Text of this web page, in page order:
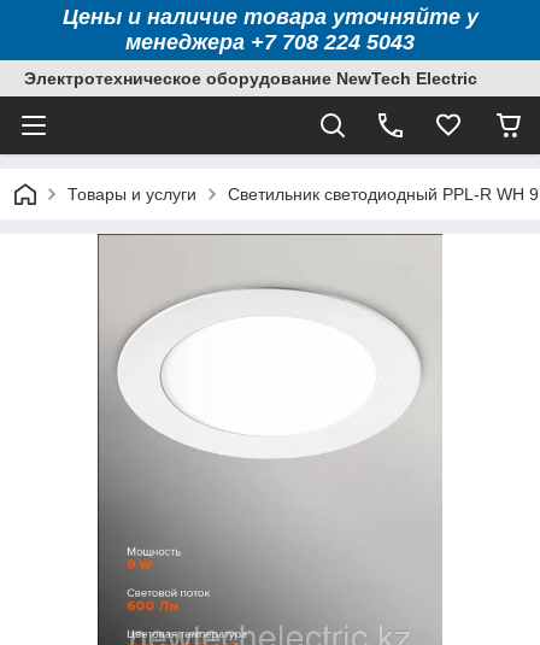
Цены и наличие товара уточняйте у
менеджера +7 708 224 5043
Электротехническое оборудование NewTech Electric
Товары и услуги Светильник светодиодный PPL-R WH